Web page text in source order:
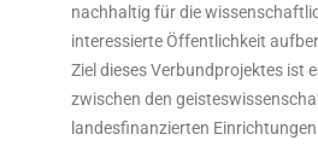
nachhaltig für die
interessierte Öffentlichkeit
Ziel dieses Verbundprojektes ist
zwischen den
landesfinanzierten